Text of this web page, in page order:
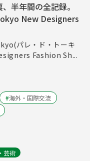
半年間の全記録。
New Designers
パレ・ド・トーキ
Fashion Sh...
#海外・国際交流
芸術